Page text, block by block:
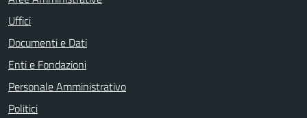
Uffici
Documenti e Dati
Enti e Fondazioni
Personale Amministrativo
Politici